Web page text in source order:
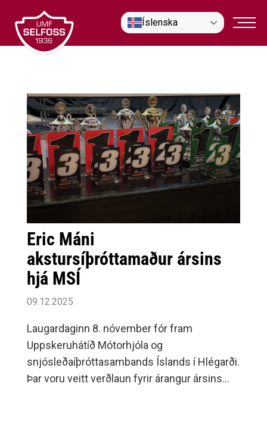
efni
Íslenska
Eric Máni
akstursíþróttamaður ársins
hjá MSÍ
09.12.2025
Laugardaginn 8. nóvember fór fram
Uppskeruhátíð Mótorhjóla og
snjósleðaíþróttasambands Íslands í Hlégarði.
Þar voru veitt verðlaun fyrir árangur ársins